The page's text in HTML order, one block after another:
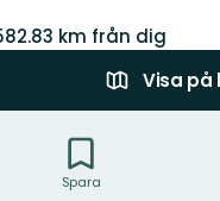
km från dig
Visa på
Spara